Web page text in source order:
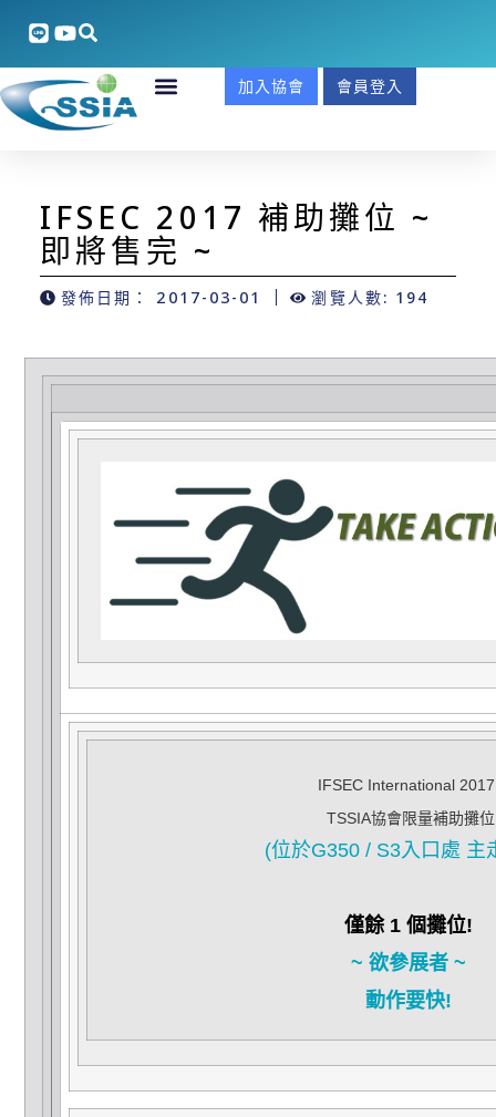
加入協會 會員登入
IFSEC 2017 補助攤位 ~
即將售完 ~
發佈日期： 2017-03-01 瀏覽人數: 194
IFSEC International 2017
TSSIA協會限量補助攤位
(位於G350 / S3入口處 主
僅餘 1 個攤位!
~ 欲參展者 ~
動作要快!